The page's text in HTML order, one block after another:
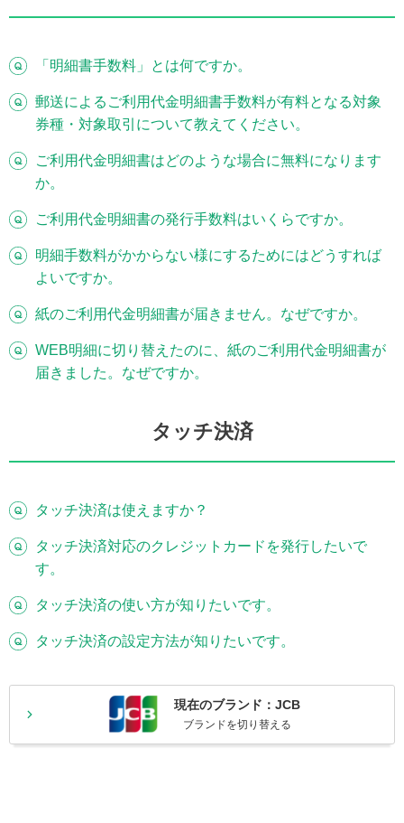
「明細書手数料」とは何ですか。
郵送によるご利用代金明細書手数料が有料となる対象
券種・対象取引について教えてください。
ご利用代金明細書はどのような場合に無料になります
か。
ご利用代金明細書の発行手数料はいくらですか。
明細手数料がかからない様にするためにはどうすれば
よいですか。
紙のご利用代金明細書が届きません。なぜですか。
WEB明細に切り替えたのに、紙のご利用代金明細書が
届きました。なぜですか。
タッチ決済
タッチ決済は使えますか？
タッチ決済対応のクレジットカードを発行したいで
す。
タッチ決済の使い方が知りたいです。
タッチ決済の設定方法が知りたいです。
現在のブランド：JCB
ブランドを切り替える